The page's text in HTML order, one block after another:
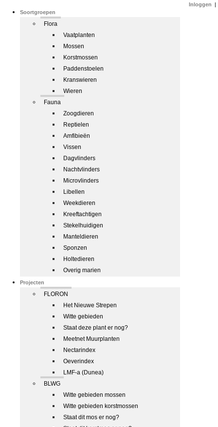
Soortgroepen
Flora
Vaatplanten
Mossen
Korstmossen
Paddenstoelen
Kranswieren
Wieren
Fauna
Zoogdieren
Reptielen
Amfibieën
Vissen
Dagvlinders
Nachtvlinders
Microvlinders
Libellen
Weekdieren
Kreeftachtigen
Stekelhuidigen
Manteldieren
Sponzen
Holtedieren
Overig marien
Projecten
FLORON
Het Nieuwe Strepen
Witte gebieden
Staat deze plant er nog?
Meetnet Muurplanten
Nectarindex
Oeverindex
LMF-a (Dunea)
BLWG
Witte gebieden mossen
Witte gebieden korstmossen
Staat dit mos er nog?
Inloggen |